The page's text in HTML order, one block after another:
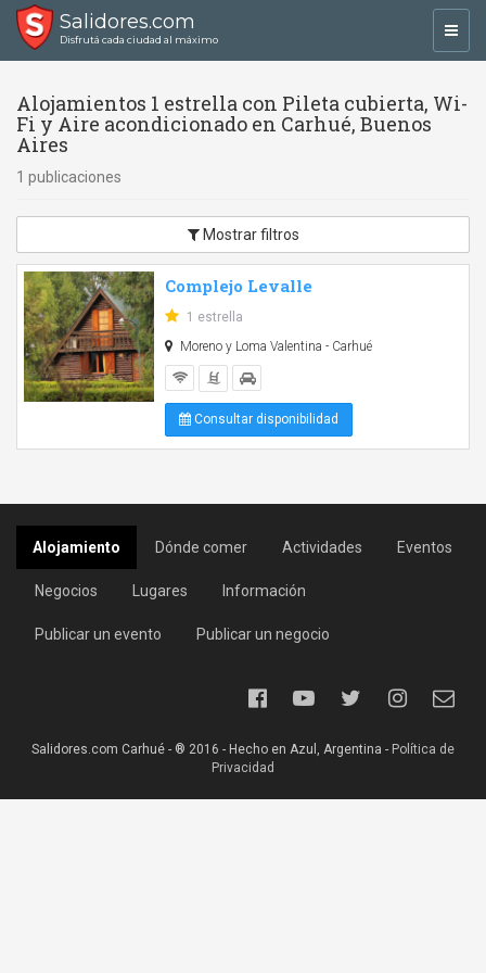
Salidores.com
Disfrutá cada ciudad al máximo
Alojamientos 1 estrella con Pileta cubierta, Wi-
Fi y Aire acondicionado en Carhué, Buenos
Aires
1 publicaciones
Mostrar filtros
Complejo Levalle
1 estrella
Moreno y Loma Valentina - Carhué
Consultar disponibilidad
Alojamiento Dónde comer Actividades Eventos
Negocios Lugares Información
Publicar un evento Publicar un negocio
Salidores.com Carhué - ® 2016 - Hecho en Azul, Argentina - Política de
Privacidad